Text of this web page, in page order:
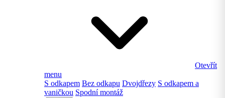
Otevřít
menu
S odkapem Bez odkapu Dvojdřezy S odkapem a
vaničkou Spodní montáž